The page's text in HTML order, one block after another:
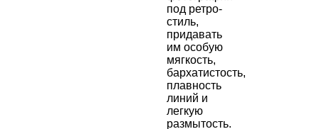
под ретро-
стиль,
придавать
им особую
мягкость,
бархатистость,
плавность
линий и
легкую
размытость.